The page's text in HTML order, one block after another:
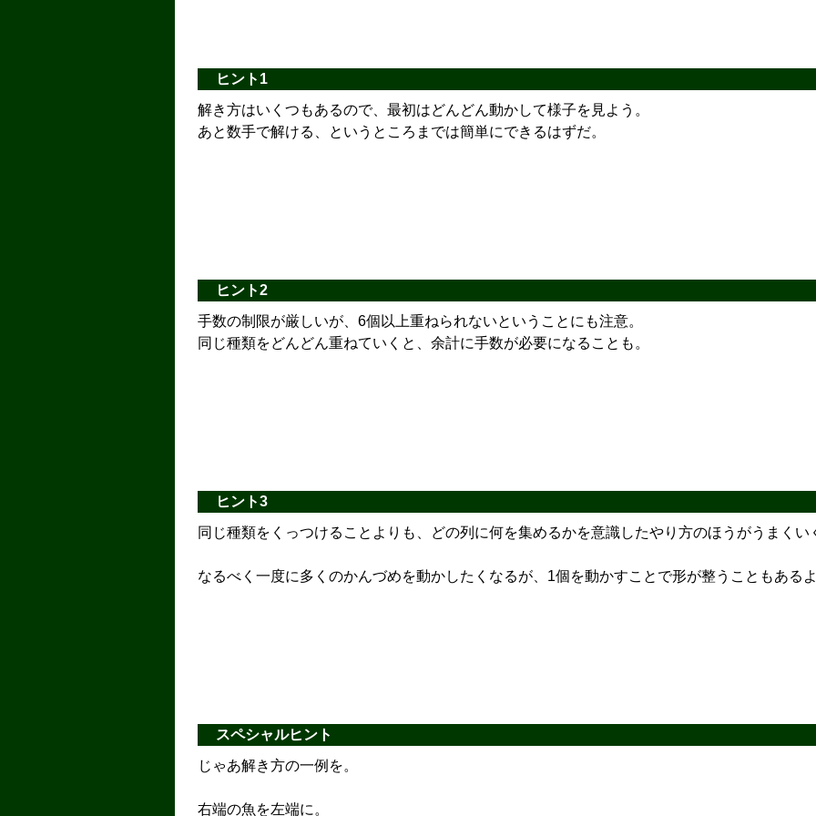
ヒント1
解き方はいくつもあるので、最初はどんどん動かして様子を見よう。
あと数手で解ける、というところまでは簡単にできるはずだ。
ヒント2
手数の制限が厳しいが、6個以上重ねられないということにも注意。
同じ種類をどんどん重ねていくと、余計に手数が必要になることも。
ヒント3
同じ種類をくっつけることよりも、どの列に何を集めるかを意識したやり方のほうがうまくい
なるべく一度に多くのかんづめを動かしたくなるが、1個を動かすことで形が整うこともあるよ
スペシャルヒント
じゃあ解き方の一例を。
右端の魚を左端に。